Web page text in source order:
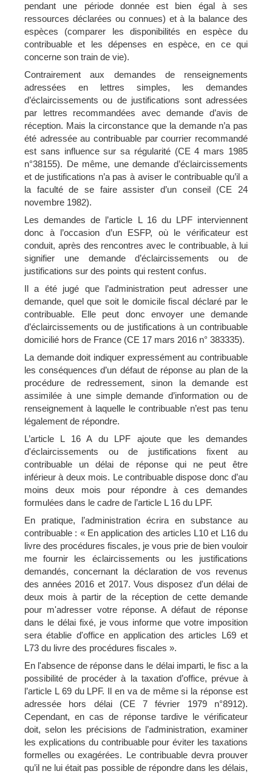
pendant une période donnée est bien égal à ses
ressources déclarées ou connues) et à la balance des
espèces (comparer les disponibilités en espèce du
contribuable et les dépenses en espèce, en ce qui
concerne son train de vie).
Contrairement aux demandes de renseignements
adressées en lettres simples, les demandes
d’éclaircissements ou de justifications sont adressées
par lettres recommandées avec demande d’avis de
réception. Mais la circonstance que la demande n’a pas
été adressée au contribuable par courrier recommandé
est sans influence sur sa régularité (CE 4 mars 1985
n°38155). De même, une demande d’éclaircissements
et de justifications n’a pas à aviser le contribuable qu’il a
la faculté de se faire assister d’un conseil (CE 24
novembre 1982).
Les demandes de l’article L 16 du LPF interviennent
donc à l’occasion d’un ESFP, où le vérificateur est
conduit, après des rencontres avec le contribuable, à lui
signifier une demande d’éclaircissements ou de
justifications sur des points qui restent confus.
Il a été jugé que l’administration peut adresser une
demande, quel que soit le domicile fiscal déclaré par le
contribuable. Elle peut donc envoyer une demande
d’éclaircissements ou de justifications à un contribuable
domicilié hors de France (CE 17 mars 2016 n° 383335).
La demande doit indiquer expressément au contribuable
les conséquences d’un défaut de réponse au plan de la
procédure de redressement, sinon la demande est
assimilée à une simple demande d’information ou de
renseignement à laquelle le contribuable n’est pas tenu
légalement de répondre.
L’article L 16 A du LPF ajoute que les demandes
d'éclaircissements ou de justifications fixent au
contribuable un délai de réponse qui ne peut être
inférieur à deux mois. Le contribuable dispose donc d’au
moins deux mois pour répondre à ces demandes
formulées dans le cadre de l’article L 16 du LPF.
En pratique, l’administration écrira en substance au
contribuable : « En application des articles L10 et L16 du
livre des procédures fiscales, je vous prie de bien vouloir
me fournir les éclaircissements ou les justifications
demandés, concernant la déclaration de vos revenus
des années 2016 et 2017. Vous disposez d'un délai de
deux mois à partir de la réception de cette demande
pour m'adresser votre réponse. A défaut de réponse
dans le délai fixé, je vous informe que votre imposition
sera établie d'office en application des articles L69 et
L73 du livre des procédures fiscales ».
En l'absence de réponse dans le délai imparti, le fisc a la
possibilité de procéder à la taxation d’office, prévue à
l’article L 69 du LPF. Il en va de même si la réponse est
adressée hors délai (CE 7 février 1979 n°8912).
Cependant, en cas de réponse tardive le vérificateur
doit, selon les précisions de l’administration, examiner
les explications du contribuable pour éviter les taxations
formelles ou exagérées. Le contribuable devra prouver
qu’il ne lui était pas possible de répondre dans les délais,